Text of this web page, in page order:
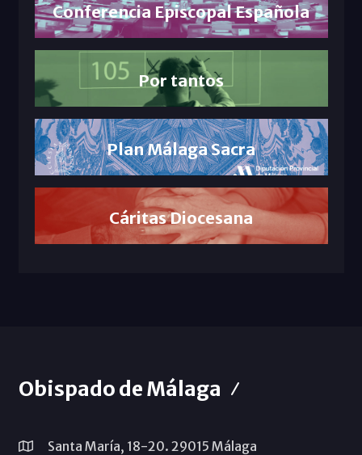
Conferencia Episcopal Española
Por tantos
Plan Málaga Sacra
Cáritas Diocesana
Obispado de Málaga
Santa María, 18-20. 29015 Málaga